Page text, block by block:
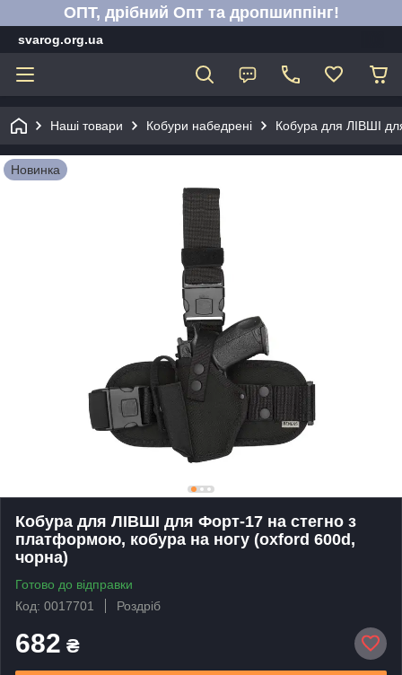
ОПТ, дрібний Опт та дропшиппінг!
svarog.org.ua
Наші товари Кобури набедрені Кобура для ЛІВШІ
Новинка
Кобура для ЛІВШІ для Форт-17 на стегно з
платформою, кобура на ногу (oxford 600d,
чорна)
Готово до відправки
Код: 0017701
Роздріб
682 ₴